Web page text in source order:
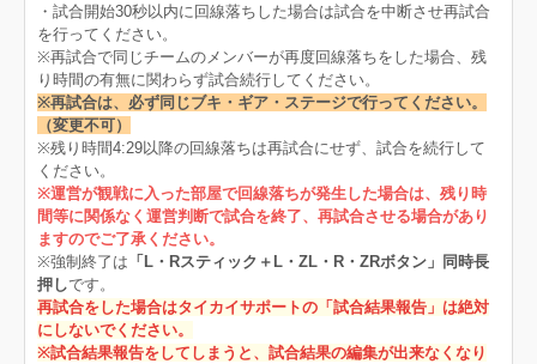
・試合開始30秒以内に回線落ちした場合は試合を中断させ再試合
を行ってください。
※再試合で同じチームのメンバーが再度回線落ちをした場合、残
り時間の有無に関わらず試合続行してください。
※再試合は、必ず同じブキ・ギア・ステージで行ってください。
（変更不可）
※残り時間4:29以降の回線落ちは再試合にせず、試合を続行して
ください。
※運営が観戦に入った部屋で回線落ちが発生した場合は、残り時
間等に関係なく運営判断で試合を終了、再試合させる場合があり
ますのでご了承ください。
※強制終了は 「L・Rスティック＋L・ZL・R・ZRボタン」同時長
押しです。
再試合をした場合はタイカイサポートの「試合結果報告」は絶対
にしないでください。
※試合結果報告をしてしまうと、試合結果の編集が出来なくなり